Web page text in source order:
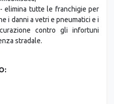
contro gli infortuni
stradale.
un aeroporto diverso,